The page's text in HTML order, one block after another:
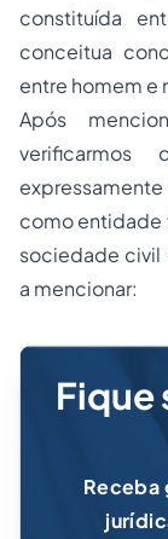
constituída
conceitua
entre homem e
Após
como entidade
sociedade civil
a mencionar:
Fique
Receba